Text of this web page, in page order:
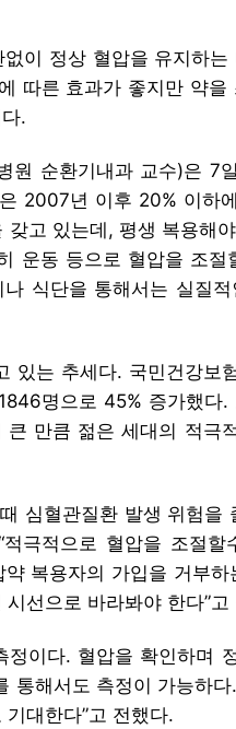
이 정상 혈압을 유지하
따른 효과가 좋지만 약을
.
원 순환기내과 교수)은 7
2007년 이후 20% 이하
고 있는데, 평생 복용해
운동 등으로 혈압을 조
식단을 통해서는 실질
는 추세다. 국민건강보
명으로 45% 증가했다.
만큼 젊은 세대의 적극
심혈관질환 발생 위험을
극적으로 혈압을 조절
복용자의 가입을 거부
선으로 바라봐야 한다”고
이다. 혈압을 확인하며
통해서도 측정이 가능하
대한다”고 전했다.